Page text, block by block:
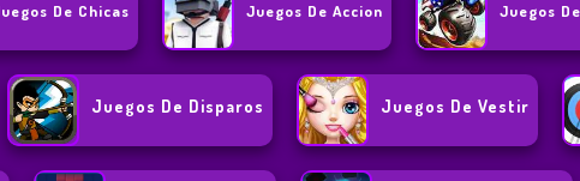
De Chicas Juegos De Accion Juegos
Juegos De Disparos Juegos De Vestir